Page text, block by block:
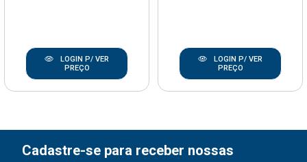
LOGIN P/ VER
PREÇO
LOGIN P/ VER
PREÇO
Cadastre-se para receber nossas